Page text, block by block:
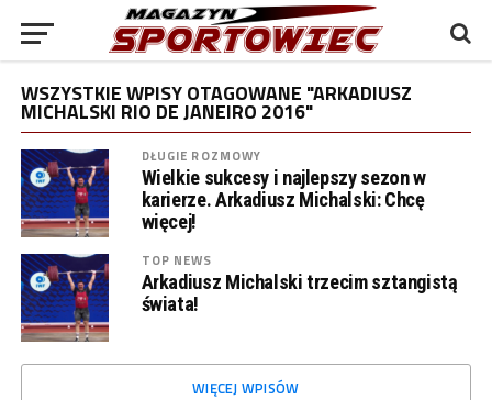
WSZYSTKIE WPISY OTAGOWANE "ARKADIUSZ
MICHALSKI RIO DE JANEIRO 2016"
DŁUGIE ROZMOWY
Wielkie sukcesy i najlepszy sezon w
karierze. Arkadiusz Michalski: Chcę
więcej!
TOP NEWS
Arkadiusz Michalski trzecim sztangistą
świata!
WIĘCEJ WPISÓW